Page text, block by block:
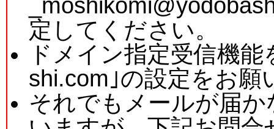
定してください。
ドメイン指定受信機
shi.com｣の設定をお願
それでもメールが届